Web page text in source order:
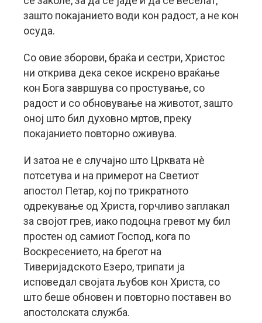
зашто покајанието води кон радост, а не кон
осуда.
Со овие зборови, браќа и сестри, Христос
ни открива дека секое искрено враќање
кон Бога завршува со простување, со
радост и со обновување на животот, зашто
оној што бил духовно мртов, преку
покајанието повторно оживува.
И затоа не е случајно што Црквата нè
потсетува и на примерот на Светиот
апостол Петар, кој по трикратното
одрекување од Христа, горчливо заплакал
за својот грев, иако подоцна гревот му бил
простен од самиот Господ, кога по
Воскресението, на брегот на
Тиверијадското Езеро, трипати ја
исповедал својата љубов кон Христа, со
што беше обновен и повторно поставен во
апостолската служба.